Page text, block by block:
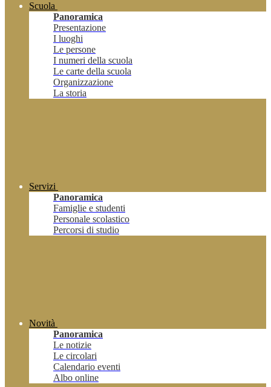
Scuola
Panoramica
Presentazione
I luoghi
Le persone
I numeri della scuola
Le carte della scuola
Organizzazione
La storia
Servizi
Panoramica
Famiglie e studenti
Personale scolastico
Percorsi di studio
Novità
Panoramica
Le notizie
Le circolari
Calendario eventi
Albo online